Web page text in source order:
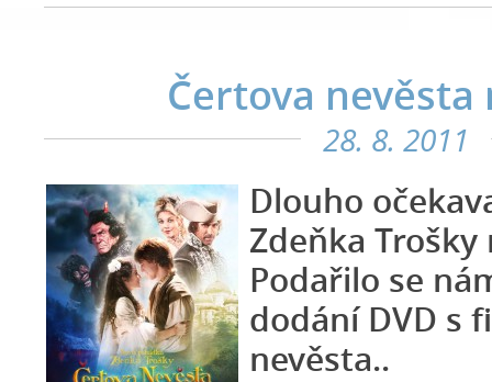
Čertova nevěsta
28. 8. 2011
Dlouho
Zdeňka Trošky
Podařilo se
dodání DVD s
nevěsta..